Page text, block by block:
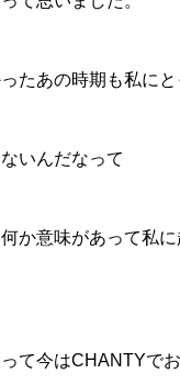
たあの時期も私に
いんだなって
か意味があって私
て今はCHANTYで